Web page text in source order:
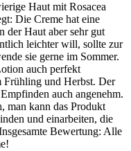
Haut mit Rosacea
Die Creme hat eine
der Haut aber sehr gut
leichter will, sollte zur
sie gerne im Sommer.
auch perfekt
Frühling und Herbst. Der
auch angenehm.
man kann das Produkt
und einarbeiten, die
Bewertung: Alle